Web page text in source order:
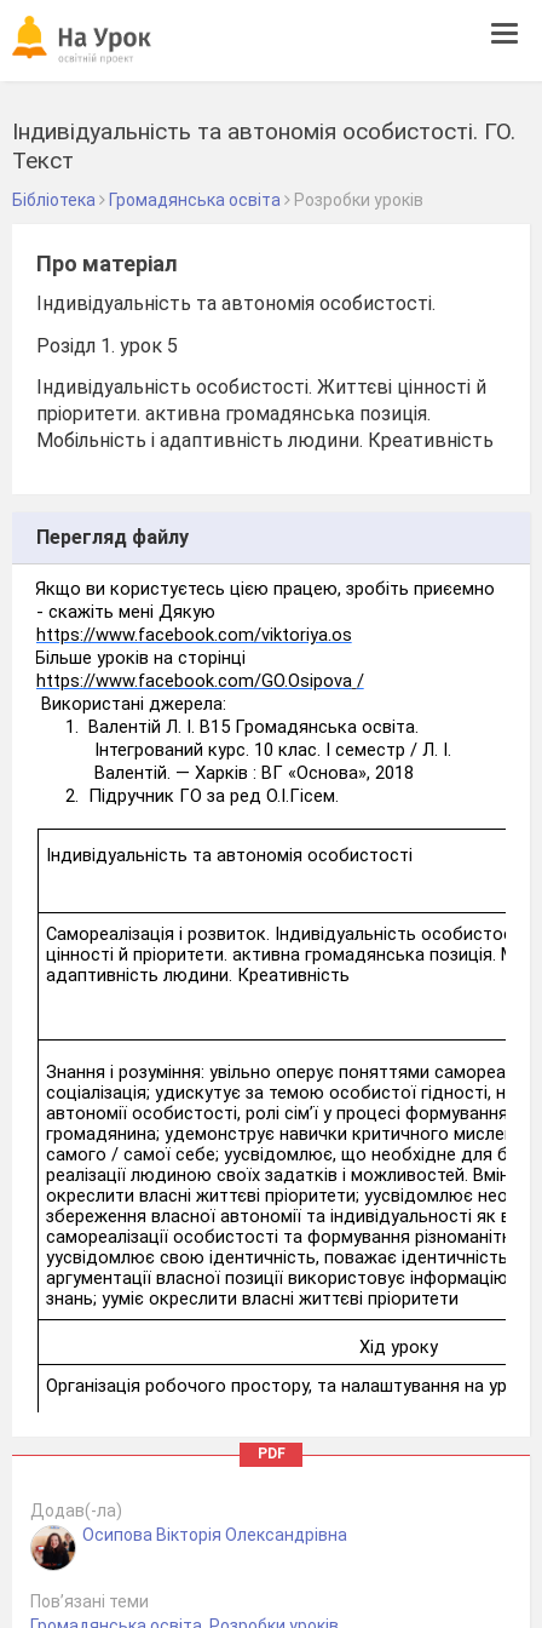
Індивідуальність та автономія особистості. ГО.
Текст
Бібліотека Громадянська освіта Розробки уроків
Про матеріал
Індивідуальність та автономія особистості.
Розідл 1. урок 5
Індивідуальність особистості. Життєві цінності й
пріоритети. активна громадянська позиція.
Мобільність і адаптивність людини. Креативність
Перегляд файлу
Якщо ви користуєтесь цією працею, зробіть приєемно
- скажіть мені Дякую
https://www.facebook.com/viktoriya.os
Більше уроків на сторінці
https://www.facebook.com/GO.Osipova /
Використані джерела:
1. Валентій Л. І. В15 Громадянська освіта.
Інтегрований курс. 10 клас. І семестр / Л. І.
Валентій. — Харків : ВГ «Основа», 2018
2. Підручник ГО за ред О.І.Гісем.
Індивідуальність та автономія особистості
Самореалізація і розвиток. Індивідуальність особистості.
цінності й пріоритети. активна громадянська позиція.
адаптивність людини. Креативність
Знання і розуміння: yвільно оперує поняттями
соціалізація; yдискутує за темою особистої гідності,
автономії особистості, ролі сім’ї у процесі формування
громадянина; yдемонструє навички критичного мислення
самого / самої себе; yусвідомлює, що необхідне для
реалізації людиною своїх задатків і можливостей. Вміння
окреслити власні життєві пріоритети; yусвідомлює
збереження власної автономії та індивідуальності як
самореалізації особистості та формування різноманітного
yусвідомлює свою ідентичність, поважає ідентичність
аргументації власної позиції використовує інформацію з
знань; yуміє окреслити власні життєві пріоритети
Хід уроку
Організація робочого простору, та налаштування на урок.
1. 5 учнів презентують власні піраміди потреб.
5 учнів розповідають про власні життєві цінності
Що люди розуміють коли кажуть про
потреби інтереси цінності?
PDF
Додав(-ла)
Осипова Вікторія Олександрівна
Пов’язані теми